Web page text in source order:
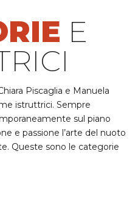
E
Piscaglia e Manuela
istruttrici. Sempre
sul piano
e passione l’arte del nuoto
Queste sono le categorie